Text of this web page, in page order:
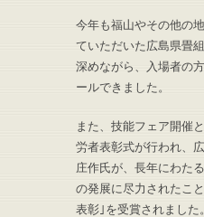
今年も福山やその他の
ていただいた広島県畳
深めながら、入場者の
ールできました。
また、技能フェア開催
労者表彰式が行われ、
庄作氏が、長年にわた
の発展に尽力されたこ
表彰｣を受賞されました。